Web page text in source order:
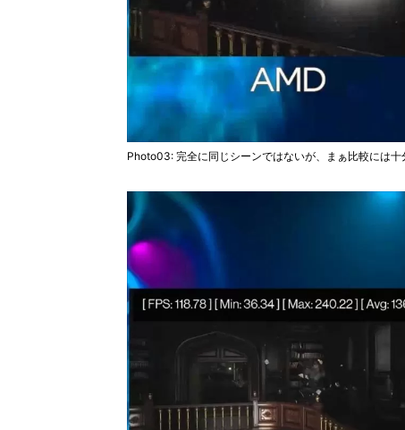
Photo03: 完全に同じシーンではないが、まぁ比較には十